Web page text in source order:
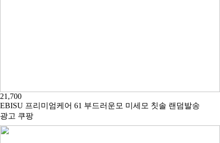
21,700
EBISU 프리미엄케어 61 부드러운모 미세모 칫솔 랜덤발송
광고 쿠팡